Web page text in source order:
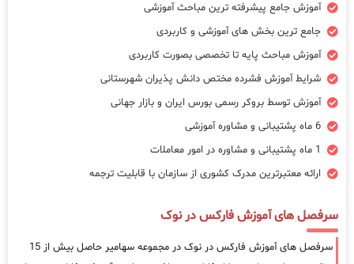
آموزش جامع پیشرفته ترین مباحث آموزشی
جامع ترین بخش های آموزشی و کاربردی
آموزش مباحث پایه تا تخصصی بصورت کاربردی
شرایط آموزش فشرده مختص دانش پذیران شهرستانی
آموزش توسط بروکر رسمی بورس ایران و بازار جهانی
6 ماه پشتیبانی و مشاوره آموزشی
1 ماه پشتیبانی و مشاوره در امور معاملات
ارائه معتبرترین مدرک کشوری از سازمان با قابلیت ترجمه
سرفصل های آموزش فارکس در نوک
سرفصل های آموزش فارکس در نوک در مجموعه سهامیر حاصل بیش از 15